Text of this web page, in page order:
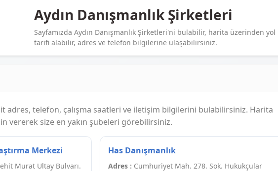
Aydın Danışmanlık Şirketleri
Sayfamızda Aydın Danışmanlık Şirketleri'ni bulabilir, harita üzerinden yol
tarifi alabilir, adres ve telefon bilgilerine ulaşabilirsiniz.
adres, telefon, çalışma saatleri ve iletişim bilgilerini bulabilirsiniz. Harita
vererek size en yakın şubeleri görebilirsiniz.
Merkezi
Murat Ultay Bulvarı.
Has Danışmanlık
Adres : Cumhuriyet Mah. 278. Sok. Hukukçular